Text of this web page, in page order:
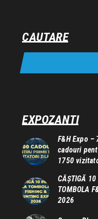
CAUTARE
EXPOZANTI
F&H Expo –
cadouri
1750
CÂȘTIGĂ
TOMBOLA
2026